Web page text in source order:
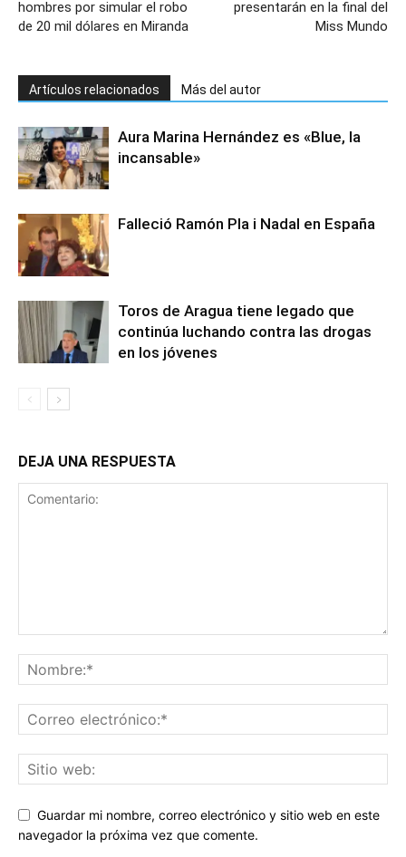
hombres por simular el robo
de 20 mil dólares en Miranda
presentarán en la final del
Miss Mundo
Artículos relacionados Más del autor
Aura Marina Hernández es «Blue, la
incansable»
Falleció Ramón Pla i Nadal en España
Toros de Aragua tiene legado que
continúa luchando contra las drogas
en los jóvenes
DEJA UNA RESPUESTA
Guardar mi nombre, correo electrónico y sitio web en este
navegador la próxima vez que comente.